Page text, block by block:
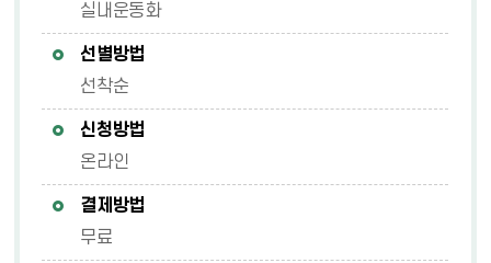
실내운동화
선별방법
선착순
신청방법
온라인
결제방법
무료